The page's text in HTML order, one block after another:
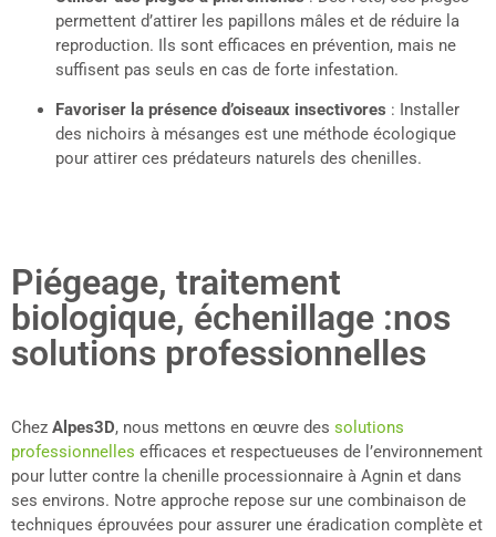
permettent d’attirer les papillons mâles et de réduire la
reproduction. Ils sont efficaces en prévention, mais ne
suffisent pas seuls en cas de forte infestation.
Favoriser la présence d’oiseaux insectivores : Installer
des nichoirs à mésanges est une méthode écologique
pour attirer ces prédateurs naturels des chenilles.
Piégeage, traitement
biologique, échenillage :nos
solutions professionnelles
Chez Alpes3D, nous mettons en œuvre des solutions
professionnelles efficaces et respectueuses de l’environnement
pour lutter contre la chenille processionnaire à Agnin et dans
ses environs. Notre approche repose sur une combinaison de
techniques éprouvées pour assurer une éradication complète et